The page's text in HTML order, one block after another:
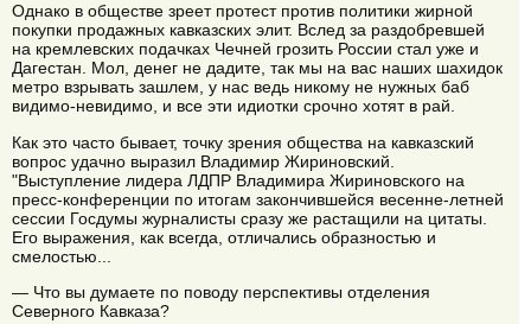
Однако в обществе зреет протест против политики жирной
покупки продажных кавказских элит. Вслед за раздобревшей
на кремлевских подачках Чечней грозить России стал уже и
Дагестан. Мол, денег не дадите, так мы на вас наших шахидок
метро взрывать зашлем, у нас ведь никому не нужных баб
видимо-невидимо, и все эти идиотки срочно хотят в рай.
Как это часто бывает, точку зрения общества на кавказский
вопрос удачно выразил Владимир Жириновский.
"Выступление лидера ЛДПР Владимира Жириновского на
пресс-конференции по итогам закончившейся весенне-летней
сессии Госдумы журналисты сразу же растащили на цитаты.
Его выражения, как всегда, отличались образностью и
смелостью...
— Что вы думаете по поводу перспективы отделения
Северного Кавказа?